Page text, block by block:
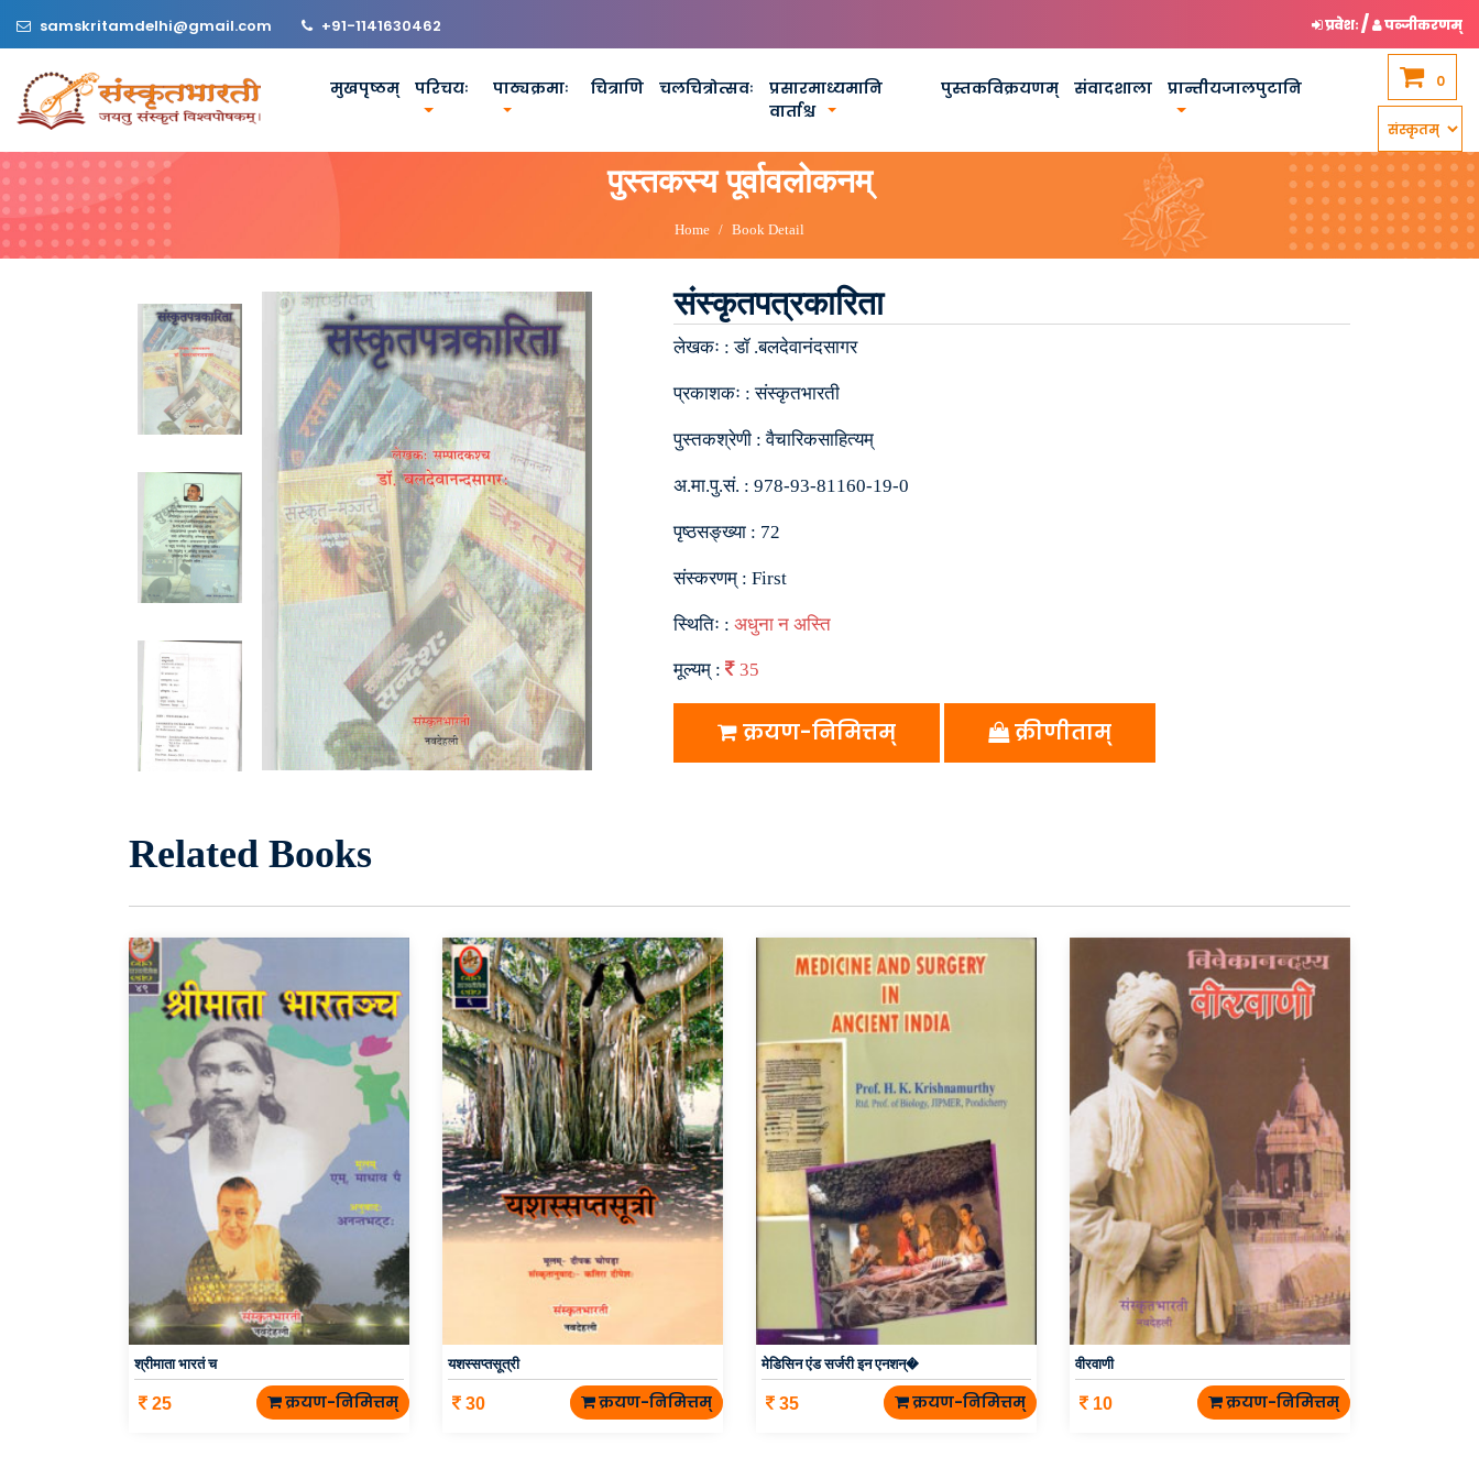
samskritamdelhi@gmail.com +91-1141630462 प्रवेशः/ पञ्जीकरणम्
मुखपृष्ठम् परिचयः पाठ्यक्रमाः चित्राणि चलचित्रोत्सवः
प्रसारमाध्यमानि
वार्ताश्च
पुस्तकविक्रयणम् संवादशाला प्रान्तीयजालपुटानि 0
पुस्तकस्य पूर्वावलोकनम्
Home Book Detail
संस्कृतपत्रकारिता
लेखकः :डॉ .बलदेवानंदसागर
प्रकाशकः :संस्कृतभारती
पुस्तकश्रेणी :वैचारिकसाहित्यम्
अ.मा.पु.सं. : 978-93-81160-19-0
पृष्ठसङ्ख्या : 72
संस्करणम् : First
स्थितिः : अधुना न अस्ति
मूल्यम् : 35
क्रयण-निमित्तम् क्रीणीताम्
Related Books
श्रीमाता भारतं च
25 क्रयण-निमित्तम्
यशस्सप्तसूत्री
30 क्रयण-निमित्तम्
मेडिसिन एंड सर्जरी इन एनशन्�
35 क्रयण-निमित्तम्
वीरवाणी
10 क्रयण-निमित्तम्